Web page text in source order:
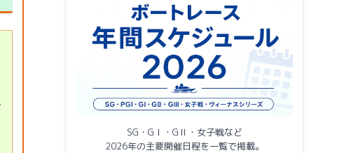
SG・GⅠ・GⅡ・女子戦など
2026年の主要開催日程を一覧で掲載。